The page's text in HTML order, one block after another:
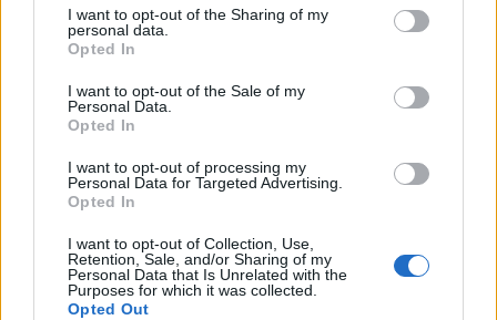
I want to opt-out of the Sharing of my
personal data.
Opted In
I want to opt-out of the Sale of my
Personal Data.
Opted In
I want to opt-out of processing my
Personal Data for Targeted Advertising.
Opted In
I want to opt-out of Collection, Use,
Retention, Sale, and/or Sharing of my
Personal Data that Is Unrelated with the
Purposes for which it was collected.
Opted Out
forgalma, különös tekintettel az esemény hivatalos
megjelenésű labdájára. Nekünk nem érdemes azzal
majd az Adidas éves árbevételére, illetve nyereségére...
KEDVES OLVASÓNK!
A keresett cikk a portfolio.hu hírarchívumához
tartozik, melynek olvasása előfizetéses
regisztrációhoz kötött.
Az előfizetés a következőket tartalmazza: